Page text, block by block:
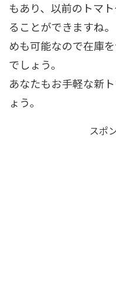
もあり、以前のトマ
ることができますね
めも可能なので在庫
でしょう。
あなたもお手軽な新
ょう。
スポ